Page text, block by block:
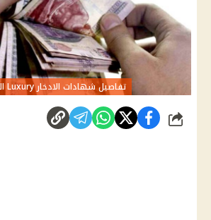
تفاصيل شهادات الادخار Luxury الثلاثية من بنك التعمير
شارك